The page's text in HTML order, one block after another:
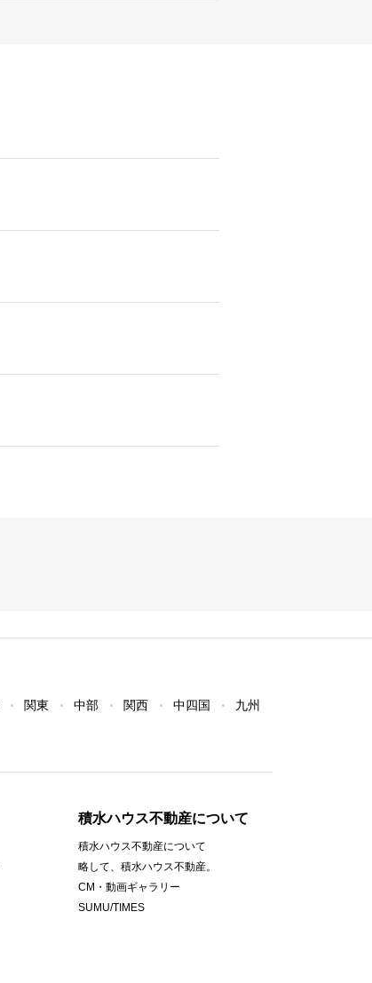
関東 中部 関西 中四国 九州
積水ハウス不動産について
積水ハウス不動産について
略して、積水ハウス不動産。
CM・動画ギャラリー
SUMU/TIMES